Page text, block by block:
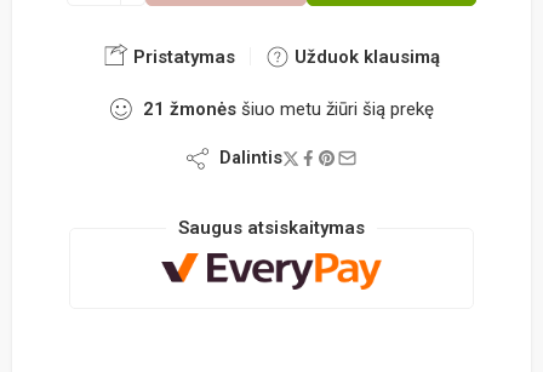
Pristatymas Užduok klausimą
21 žmonės šiuo metu žiūri šią prekę
Dalintis
Saugus atsiskaitymas